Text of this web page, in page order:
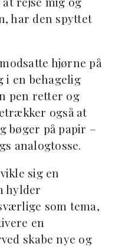
har den spyttet
hjørne på
i en behagelig
pen retter og
også at
bøger på papir –
analogtosse.
sig en
hylder
som tema,
en
skabe nye og